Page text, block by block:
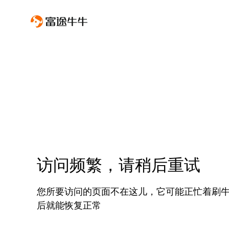
访问频繁，请稍后重试
您所要访问的页面不在这儿，它可能正忙着刷
后就能恢复正常